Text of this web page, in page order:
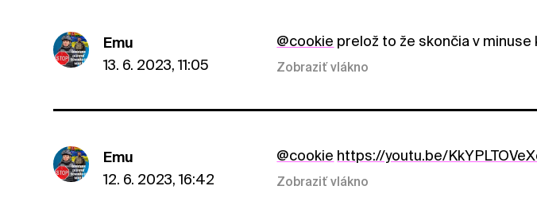
Emu
13. 6. 2023, 11:05
@cookie prelož to že skončia v
Zobraziť vlákno
Emu
12. 6. 2023, 16:42
@cookie https://youtu.be/
Zobraziť vlákno